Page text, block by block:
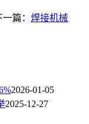
一篇： 焊接机械
2026-01-05
2025-12-27